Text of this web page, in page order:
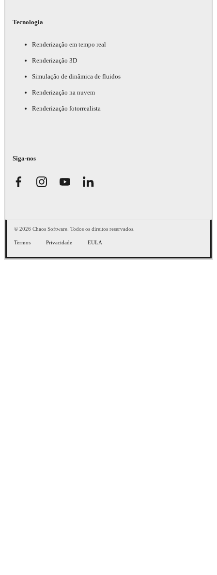
Tecnologia
Renderização em tempo real
Renderização 3D
Simulação de dinâmica de fluidos
Renderização na nuvem
Renderização fotorrealista
Siga-nos
© 2026 Chaos Software. Todos os direitos reservados.
Termos Privacidade EULA